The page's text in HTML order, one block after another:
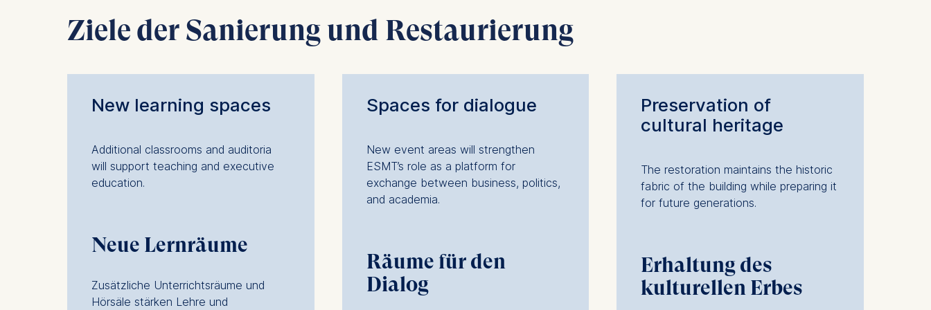
Ziele der Sanierung und Restaurierung
New learning spaces
Additional classrooms and auditoria
will support teaching and executive
education.
Neue Lernräume
Zusätzliche Unterrichtsräume und
Hörsäle stärken Lehre und
Spaces for dialogue
New event areas will strengthen
ESMT’s role as a platform for
exchange between business, politics,
and academia.
Räume für den
Dialog
Preservation of
cultural heritage
The restoration maintains the historic
fabric of the building while preparing it
for future generations.
Erhaltung des
kulturellen Erbes
Statistics
helps us improve our website.